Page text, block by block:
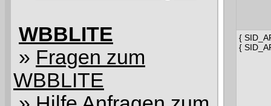
WBBLITE
» Fragen zum
WBBLITE
{
{